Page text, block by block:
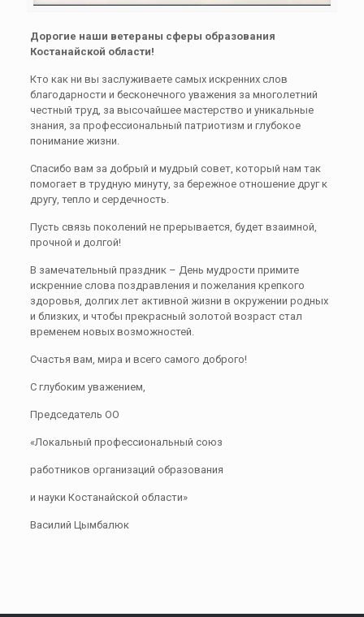
Дорогие наши ветераны сферы образования
Костанайской области!
Кто как ни вы заслуживаете самых искренних слов
благодарности и бесконечного уважения за многолетний
честный труд, за высочайшее мастерство и уникальные
знания, за профессиональный патриотизм и глубокое
понимание жизни.
Спасибо вам за добрый и мудрый совет, который нам так
помогает в трудную минуту, за бережное отношение друг к
другу, тепло и сердечность.
Пусть связь поколений не прерывается, будет взаимной,
прочной и долгой!
В замечательный праздник – День мудрости примите
искренние слова поздравления и пожелания крепкого
здоровья, долгих лет активной жизни в окружении родных
и близких, и чтобы прекрасный золотой возраст стал
временем новых возможностей.
Счастья вам, мира и всего самого доброго!
С глубоким уважением,
Председатель ОО
«Локальный профессиональный союз
работников организаций образования
и науки Костанайской области»
Василий Цымбалюк